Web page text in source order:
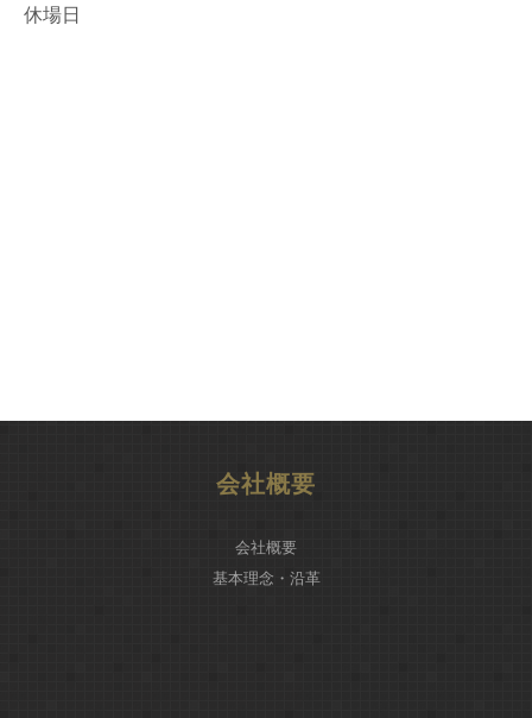
休場日
会社概要
会社概要
基本理念・沿革